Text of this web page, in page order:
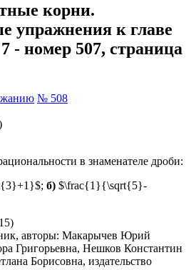
корни.
упражнения к главе
- номер 507, страница
№ 508
в знаменателе дроби:
б) $\frac{1}{\sqrt{5}-